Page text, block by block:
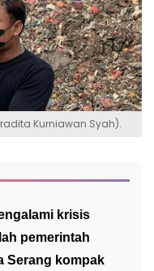
Kurniawan Syah).
krisis
pemerintah
Serang kompak